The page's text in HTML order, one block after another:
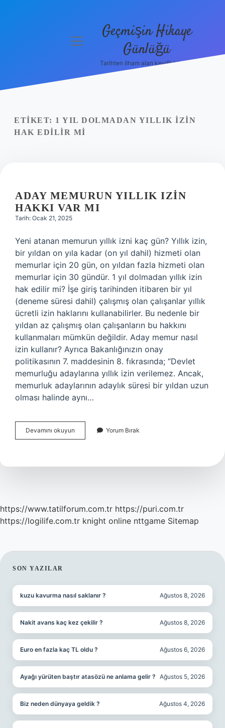
Yasal Uyarı
menüyü
Geçmişin Hikaye
Günlüğü
Tarihten ilham alan keyifli bilgiler!
ETIKET: 1 YIL DOLMADAN YILLIK IZIN
HAK EDILIR MI
ADAY MEMURUN YILLIK IZIN
HAKKI VAR MI
Tarih: Ocak 21, 2025
Yeni atanan memurun yıllık izni kaç gün? Yıllık izin,
bir yıldan on yıla kadar (on yıl dahil) hizmeti olan
memurlar için 20 gün, on yıldan fazla hizmeti olan
memurlar için 30 gündür. 1 yıl dolmadan yıllık izin
hak edilir mi? İşe giriş tarihinden itibaren bir yıl
(deneme süresi dahil) çalışmış olan çalışanlar yıllık
ücretli izin haklarını kullanabilirler. Bu nedenle bir
yıldan az çalışmış olan çalışanların bu hakkını
kullanmaları mümkün değildir. Aday memur nasıl
izin kullanır? Ayrıca Bakanlığınızın onay
politikasının 7. maddesinin 8. fıkrasında; “Devlet
memurluğu adaylarına yıllık izin verilemez. Ancak,
memurluk adaylarının adaylık süresi bir yıldan uzun
olması halinde aynı…
Devamını okuyun
Memurun
Hakkı
Yorum Bırak
https://www.tatilforum.com.tr https://puri.com.tr
https://logilife.com.tr knight online nttgame Sitemap
SIDEBAR
SON YAZILAR
kuzu kavurma nasıl saklanır ? Ağustos 8, 2026
Nakit avans kaç kez çekilir ? Ağustos 8, 2026
Euro en fazla kaç TL oldu ? Ağustos 6, 2026
Ayağı yürüten baştır atasözü ne anlama gelir ? Ağustos 5, 2026
Biz neden dünyaya geldik ? Ağustos 4, 2026